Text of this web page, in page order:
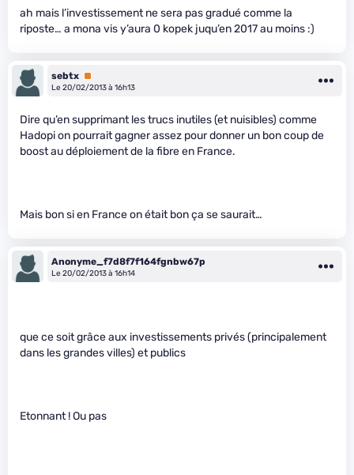
ah mais l’investissement ne sera pas gradué comme la
riposte… a mona vis y’aura 0 kopek juqu’en 2017 au moins :)
sebtx Premium
Le 20/02/2013 à 16h13
Dire qu’en supprimant les trucs inutiles (et nuisibles) comme
Hadopi on pourrait gagner assez pour donner un bon coup de
boost au déploiement de la fibre en France.
Mais bon si en France on était bon ça se saurait…
Anonyme_f7d8f7f164fgnbw67p
Le 20/02/2013 à 16h14
que ce soit grâce aux investissements privés (principalement
dans les grandes villes) et publics
Etonnant ! Ou pas